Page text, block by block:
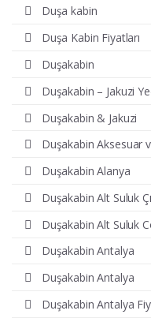
Duşa kabin
Duşa Kabin Fiyatları
Duşakabin
Duşakabin – Jakuzi
Duşakabin & Jakuzi
Duşakabin Aksesuar
Duşakabin Alanya
Duşakabin Alt Suluk
Duşakabin Alt Suluk
Duşakabin Antalya
Duşakabin Antalya
Duşakabin Antalya